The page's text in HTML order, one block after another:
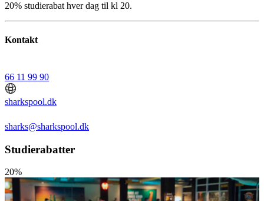
20% studierabat hver dag til kl 20.
Kontakt
66 11 99 90
sharkspool.dk
sharks@sharkspool.dk
Studierabatter
20%